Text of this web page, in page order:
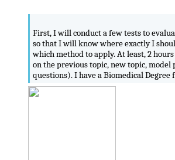
First, I will conduct a few tests to
so that I will know where exactly I
which method to apply. At least, 2
on the previous topic, new topic, model
questions). I have a Biomedical Degree